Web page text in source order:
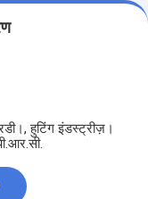
हुटिंग इंडस्ट्रीज़।